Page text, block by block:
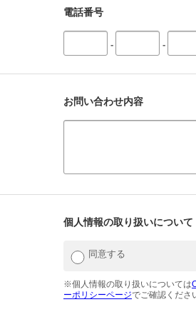
電話番号
- -
お問い合わせ内容
個人情報の取り扱いについて
同意する
※個人情報の取り扱いについては
ーポリシーページでご確認くださ